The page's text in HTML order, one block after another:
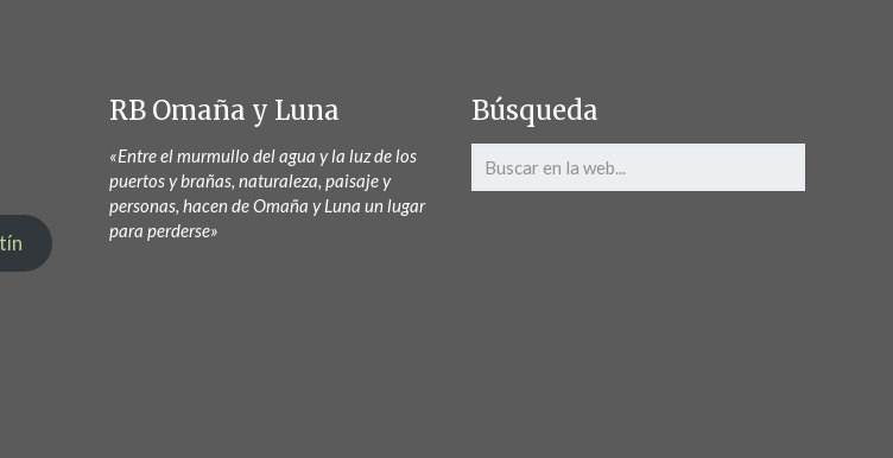
RB Omaña y Luna
«Entre el murmullo del agua y la luz de los
puertos y brañas, naturaleza, paisaje y
personas, hacen de Omaña y Luna un lugar
para perderse»
Búsqueda